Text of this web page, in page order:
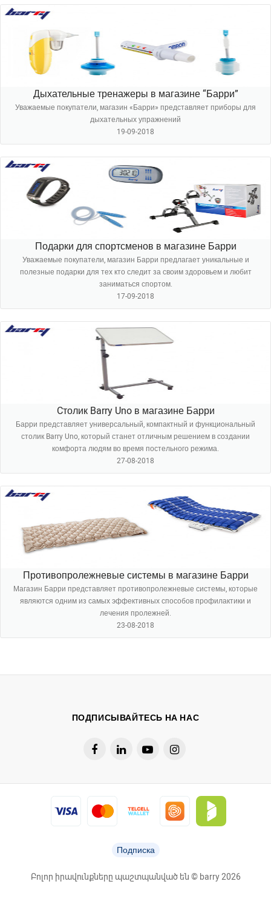
Дыхательные тренажеры в магазине “Барри”
Уважаемые покупатели, магазин «Барри» представляет приборы для
дыхательных упражнений
19-09-2018
Подарки для спортсменов в магазине Барри
Уважаемые покупатели, магазин Барри предлагает уникальные и
полезные подарки для тех кто следит за своим здоровьем и любит
заниматься спортом.
17-09-2018
Cтолик Barry Uno в магазине Барри
Барри представляет универсальный, компактный и функциональный
столик Barry Uno, который станет отличным решением в создании
комфорта людям во время постельного режима.
27-08-2018
Противопролежневые системы в магазине Барри
Магазин Барри представляет противопролежневые системы, которые
являются одним из самых эффективных способов профилактики и
лечения пролежней.
23-08-2018
ПОДПИСЫВАЙТЕСЬ НА НАС
Подписка
Բոլոր իրավունքները պաշտպանված են © barry 2026